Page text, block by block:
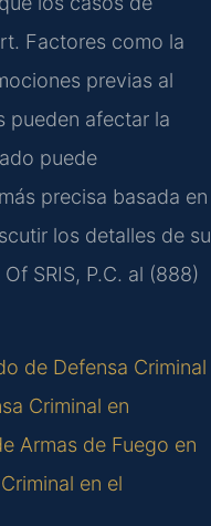
Factores como la
previas al
pueden afectar la
puede
precisa basada en
los detalles de su
SRIS, P.C. al (888)
de Defensa Criminal
Criminal en
Armas de Fuego en
en el